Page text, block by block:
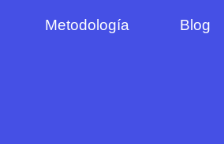
Metodología Blog